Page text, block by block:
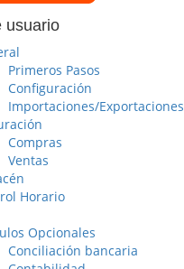
usuario
Primeros Pasos
Configuración
Importaciones/Exportaciones
Compras
Ventas
Horario
Opcionales
Conciliación bancaria